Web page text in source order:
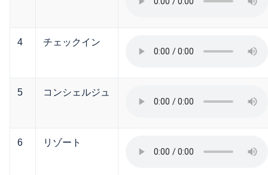
4 チェックイン
5 コンシェルジュ
6 リゾート